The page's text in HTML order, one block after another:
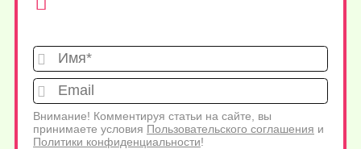
Имя*
Внимание! Комментируя статьи на сайте, вы
принимаете условия Пользовательского соглашения и
Политики конфиденциальности!